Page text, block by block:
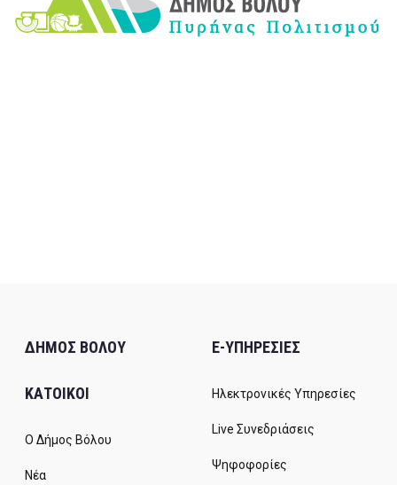
ΔΗΜΟΣ ΒΟΛΟΥ
ΚΑΤΟΙΚΟΙ
Ο Δήμος Βόλου
Νέα
E-ΥΠΗΡΕΣΙΕΣ
Ηλεκτρονικές Υπηρεσίες
Live Συνεδριάσεις
Ψηφοφορίες